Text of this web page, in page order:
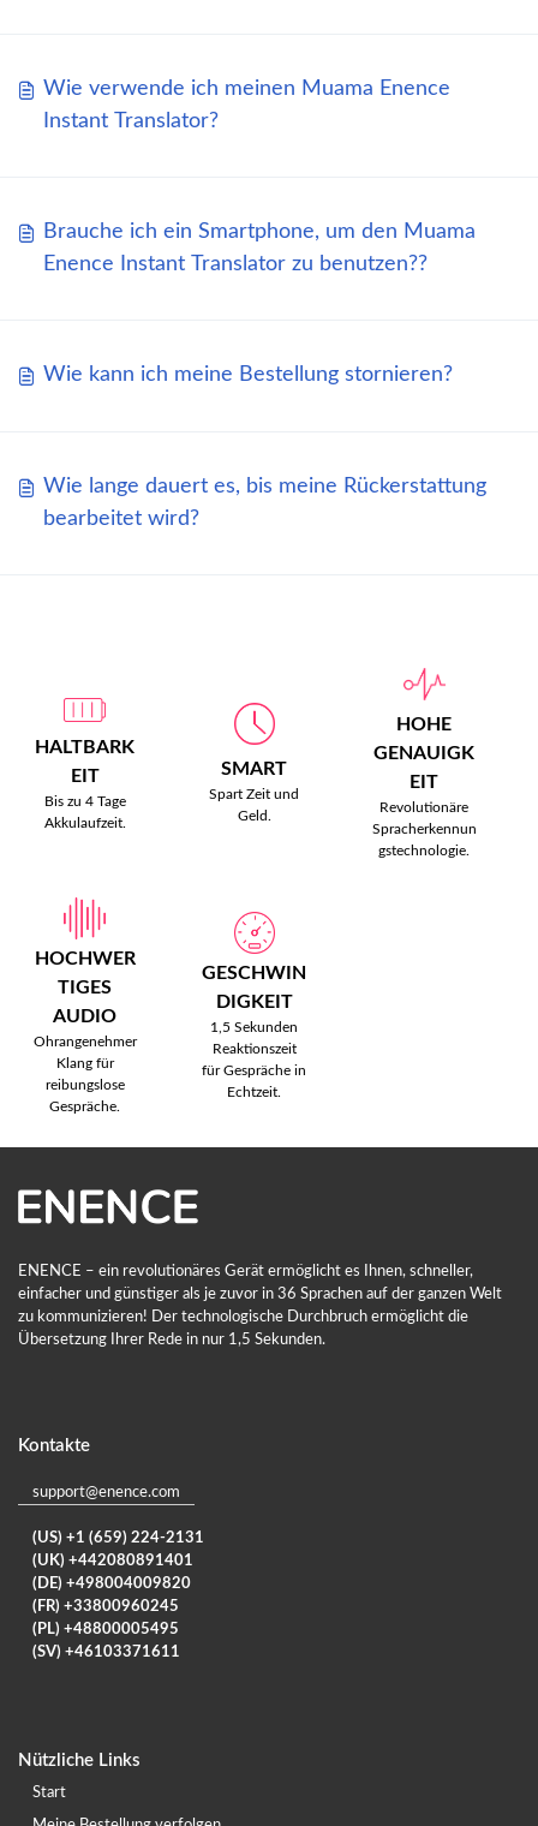
Wie verwende ich meinen Muama Enence
Instant Translator?
Brauche ich ein Smartphone, um den Muama
Enence Instant Translator zu benutzen??
Wie kann ich meine Bestellung stornieren?
Wie lange dauert es, bis meine Rückerstattung
bearbeitet wird?
HALTBARK
EIT
Bis zu 4 Tage
Akkulaufzeit.
SMART
Spart Zeit und
Geld.
HOHE
GENAUIGK
EIT
Revolutionäre
Spracherkennun
gstechnologie.
HOCHWER
TIGES
AUDIO
Ohrangenehmer
Klang für
reibungslose
Gespräche.
GESCHWIN
DIGKEIT
1,5 Sekunden
Reaktionszeit
für Gespräche in
Echtzeit.
ENENCE – ein revolutionäres Gerät ermöglicht es Ihnen, schneller,
einfacher und günstiger als je zuvor in 36 Sprachen auf der ganzen Welt
zu kommunizieren! Der technologische Durchbruch ermöglicht die
Übersetzung Ihrer Rede in nur 1,5 Sekunden.
Kontakte
support@enence.com
(US) +1 (659) 224-2131
(UK) +442080891401
(DE) +498004009820
(FR) +33800960245
(PL) +48800005495
(SV) +46103371611
Nützliche Links
Start